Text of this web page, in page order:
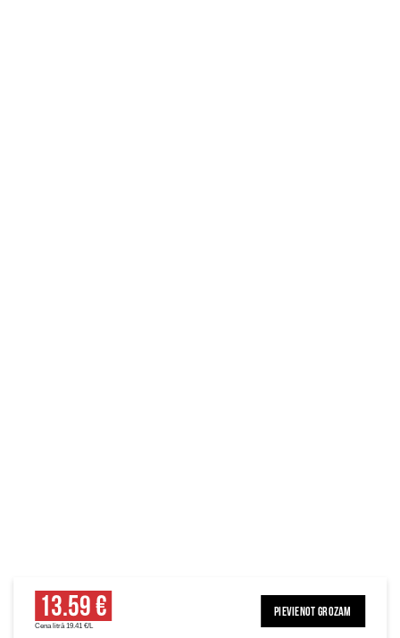
13.59 €
Cena litrā 19.41 €/L
PIEVIENOT GROZAM